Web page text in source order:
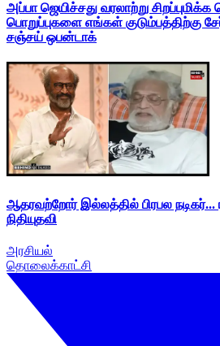
அப்பா ஜெயிச்சது வரலாற்று சிறப்புமிக்க
பொறுப்புகளை எங்கள் குடும்பத்திற்கு
சஞ்சய் ஒபன்டாக்
ஆதரவற்றோர் இல்லத்தில் பிரபல நடிகர்...
நிதியுதவி
அரசியல்
தொலைக்காட்சி